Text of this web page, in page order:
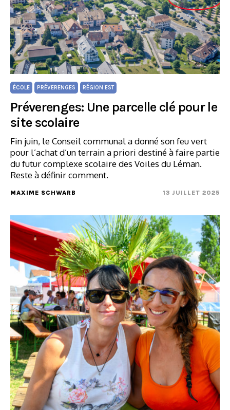
ÉCOLE PRÉVERENGES RÉGION EST
Préverenges: Une parcelle clé pour le
site scolaire
Fin juin, le Conseil communal a donné son feu vert
pour l’achat d’un terrain a priori destiné à faire partie
du futur complexe scolaire des Voiles du Léman.
Reste à définir comment.
MAXIME SCHWARB 13 JUILLET 2025